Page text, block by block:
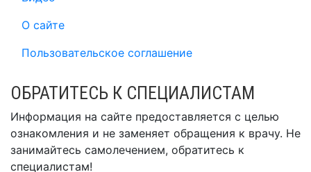
О сайте
Пользовательское соглашение
ОБРАТИТЕСЬ К СПЕЦИАЛИСТАМ
Информация на сайте предоставляется с целью
ознакомления и не заменяет обращения к врачу. Не
занимайтесь самолечением, обратитесь к
специалистам!